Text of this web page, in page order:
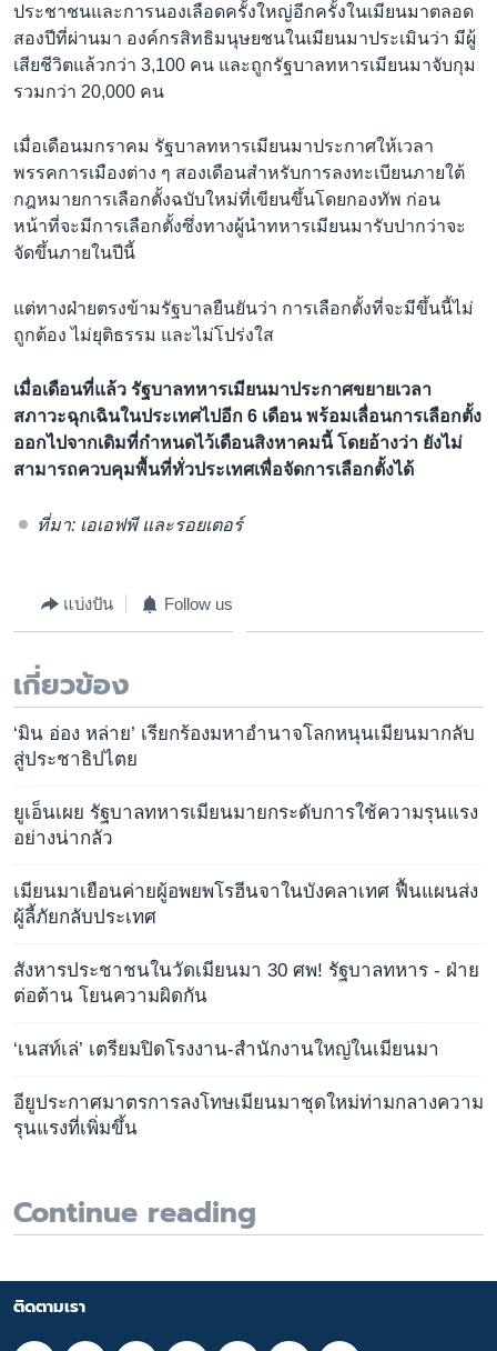
ประชาชนและการนองเลือดครั้งใหญ่อีกครั้งในเมียนมาตลอด
สองปีที่ผ่านมา องค์กรสิทธิมนุษยชนในเมียนมาประเมินว่า มีผู้
เสียชีวิตแล้วกว่า 3,100 คน และถูกรัฐบาลทหารเมียนมาจับกุม
รวมกว่า 20,000 คน
เมื่อเดือนมกราคม รัฐบาลทหารเมียนมาประกาศให้เวลา
พรรคการเมืองต่าง ๆ สองเดือนสำหรับการลงทะเบียนภายใต้
กฎหมายการเลือกตั้งฉบับใหม่ที่เขียนขึ้นโดยกองทัพ ก่อน
หน้าที่จะมีการเลือกตั้งซึ่งทางผู้นำทหารเมียนมารับปากว่าจะ
จัดขึ้นภายในปีนี้
แต่ทางฝ่ายตรงข้ามรัฐบาลยืนยันว่า การเลือกตั้งที่จะมีขึ้นนี้ไม่
ถูกต้อง ไม่ยุติธรรม และไม่โปร่งใส
เมื่อเดือนที่แล้ว รัฐบาลทหารเมียนมาประกาศขยายเวลา
สภาวะฉุกเฉินในประเทศไปอีก 6 เดือน พร้อมเลื่อนการเลือกตั้ง
ออกไปจากเดิมที่กำหนดไว้เดือนสิงหาคมนี้ โดยอ้างว่า ยังไม่
สามารถควบคุมพื้นที่ทั่วประเทศเพื่อจัดการเลือกตั้งได้
ที่มา: เอเอฟพี และรอยเตอร์
แบ่งปัน Follow us
เกี่ยวข้อง
‘มิน อ่อง หล่าย’ เรียกร้องมหาอำนาจโลกหนุนเมียนมากลับ
สู่ประชาธิปไตย
ยูเอ็นเผย รัฐบาลทหารเมียนมายกระดับการใช้ความรุนแรง
อย่างน่ากลัว
เมียนมาเยือนค่ายผู้อพยพโรฮีนจาในบังคลาเทศ ฟื้นแผนส่ง
ผู้ลี้ภัยกลับประเทศ
สังหารประชาชนในวัดเมียนมา 30 ศพ! รัฐบาลทหาร - ฝ่าย
ต่อต้าน โยนความผิดกัน
‘เนสท์เล่’ เตรียมปิดโรงงาน-สำนักงานใหญ่ในเมียนมา
อียูประกาศมาตรการลงโทษเมียนมาชุดใหม่ท่ามกลางความ
รุนแรงที่เพิ่มขึ้น
Continue reading
ติดตามเรา